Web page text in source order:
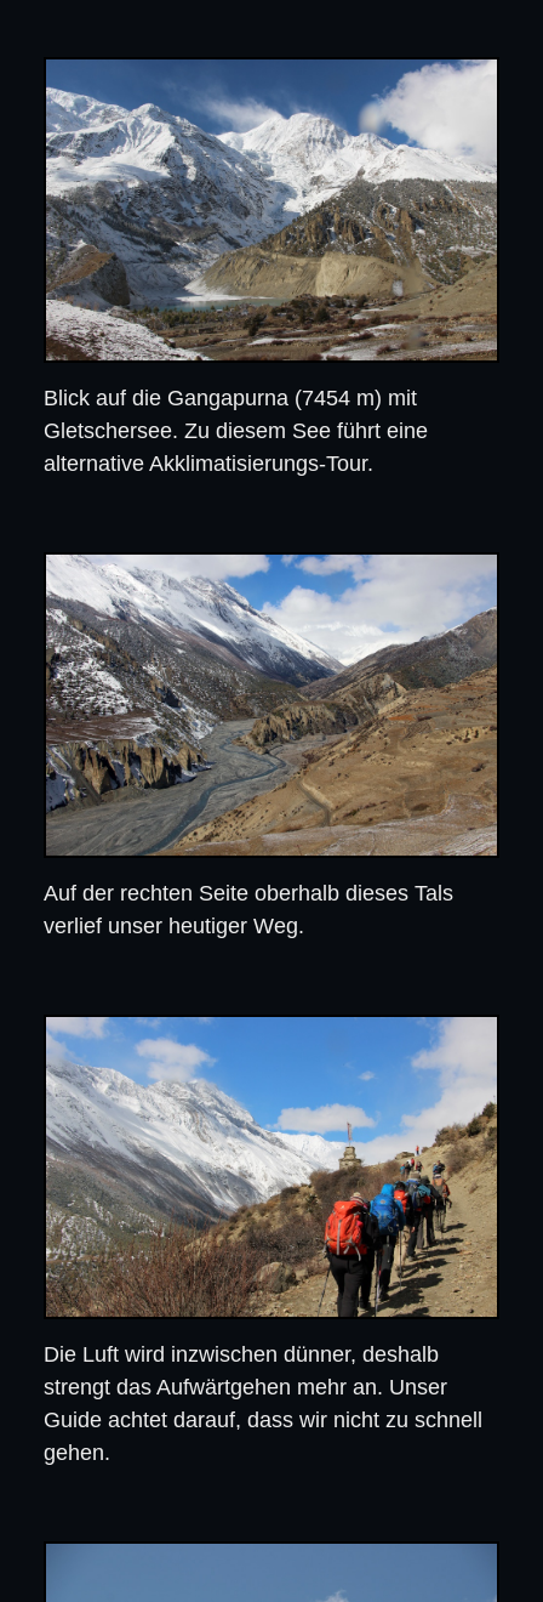
Blick auf die Gangapurna (7454 m) mit
Gletschersee. Zu diesem See führt eine
alternative Akklimatisierungs-Tour.
Auf der rechten Seite oberhalb dieses Tals
verlief unser heutiger Weg.
Die Luft wird inzwischen dünner, deshalb
strengt das Aufwärtgehen mehr an. Unser
Guide achtet darauf, dass wir nicht zu schnell
gehen.